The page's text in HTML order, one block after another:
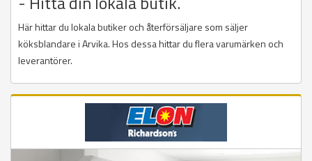
Här hittar du lokala butiker och återförsäljare som säljer
köksblandare i Arvika. Hos dessa hittar du flera varumärken och
leverantörer.